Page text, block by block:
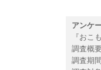
アンケ
『おこ
調査概
調査期